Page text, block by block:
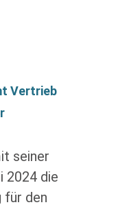
Vertrieb
seiner
2024 die
für den